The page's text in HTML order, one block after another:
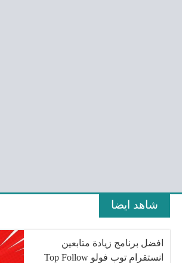
شاهد ايضا
افضل برنامج زيادة متابعين
انستقرام توب فولو Top Follow